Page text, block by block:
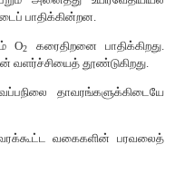
படிப்படியாகக்
கீழ் அடுக்கு
(Temperature based
உள்ள